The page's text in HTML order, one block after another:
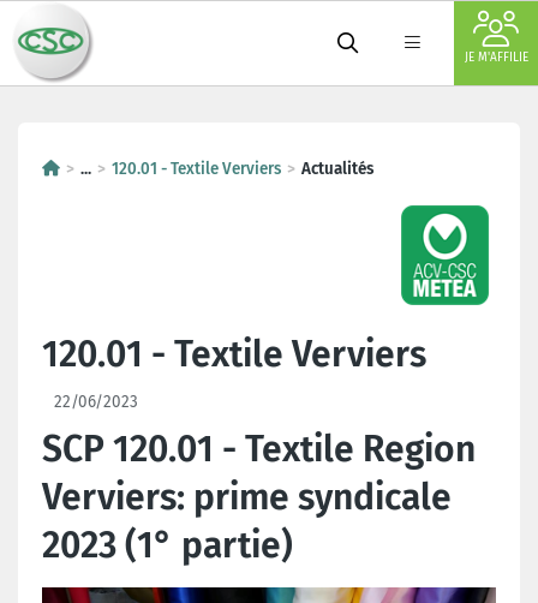
JE M'AFFILIE
... 120.01 - Textile Verviers Actualités
120.01 - Textile Verviers
22/06/2023
SCP 120.01 - Textile Region
Verviers: prime syndicale
2023 (1° partie)